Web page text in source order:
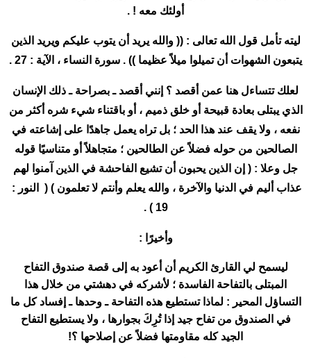
أولئك معه ! .
ليته تأمل قول الله تعالى : (( والله يريد أن يتوب عليكم ويريد الذين
يتبعون الشهوات أن تميلوا ميلاً عظيما )) . سورة النساء ، الآية : 27 .
لعلك تتساءل هنا عمن أقصد ؟ إنني أقصد ـ بصراحة ـ ذلك الإنسان
الذي يبتلى بعادة قبيحة أو خلق ذميم ، أو باقتناء شيء شره أكثر من
نفعه ، ولا يقف عند هذا الحد ؛ بل تراه يعمل جاهدًا على إشاعته في
الصالحين من حوله فضلاً عن الطالحين ؛ متجاهلاً أو متناسيًا قوله
جل وعلا : ( إن الذين يحبون أن تشيع الفاحشة في الذين آمنوا لهم
عذاب أليم في الدنيا والآخرة ، والله يعلم وأنتم لا تعلمون ) ( النور :
19 ) .
وأخيرًا :
ليسمح لي القارئ الكريم أن أعود به إلى قصة صندوق التفاح
المبتلى بالتفاحة الفاسدة ؛ لأشركه في دهشتي من خلال هذا
التساؤل المحير : لماذا تستطيع هذه التفاحة ـ وحدها ـ إفساد كل ما
في الصندوق من تفاح جيد إذا تُرِكَ بجوارها ، ولا يستطيع التفاح
الجيد كله مقاومتها فضلاً عن إصلاحها ؟!